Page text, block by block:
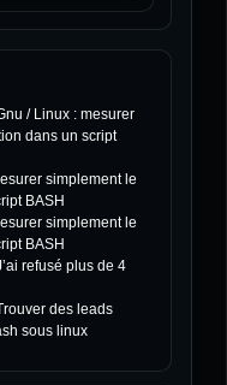
/ Linux : mesurer
dans un script
simplement le
BASH
simplement le
BASH
refusé plus de 4
des leads
sous linux